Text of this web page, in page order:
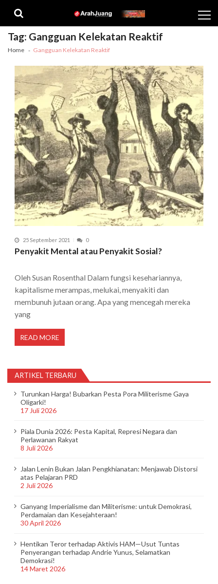
navigation
content
Tag: Gangguan Kelekatan Reaktif
Home Gangguan Kelekatan Reaktif
25 September 2021 0
Penyakit Mental atau Penyakit Sosial?
Oleh Susan Rosenthal Dalam fungsi kesehariannya,
kapitalisme merampas, melukai, menyakiti dan
membunuh jutaan orang. Apa yang mencegah mereka
yang
READ MORE
ARTIKEL TERBARU
Turunkan Harga! Bubarkan Pesta Pora Militerisme Gaya
Oligarki!
17 Juli 2026
Piala Dunia 2026: Pesta Kapital, Represi Negara dan
Perlawanan Rakyat
8 Juli 2026
Jalan Lenin Bukan Jalan Pengkhianatan: Menjawab Distorsi
atas Pelajaran PRD
2 Juli 2026
Ganyang Imperialisme dan Militerisme: untuk Demokrasi,
Perdamaian dan Kesejahteraan!
30 April 2026
Hentikan Teror terhadap Aktivis HAM—Usut Tuntas
Penyerangan terhadap Andrie Yunus, Selamatkan
Demokrasi!
14 Maret 2026